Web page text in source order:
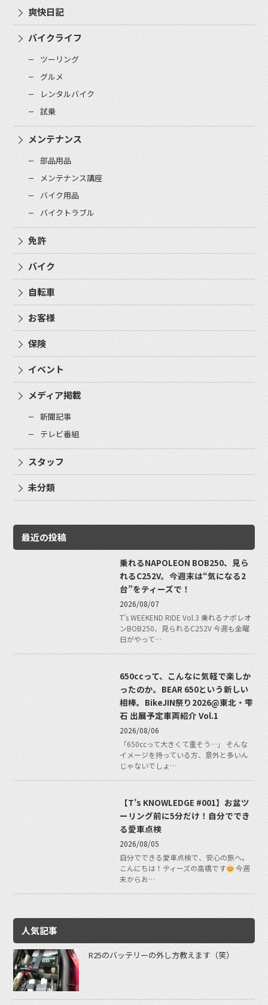
爽快日記
バイクライフ
ツーリング
グルメ
レンタルバイク
試乗
メンテナンス
部品用品
メンテナンス講座
バイク用品
バイクトラブル
免許
バイク
自転車
お客様
保険
イベント
メディア掲載
新聞記事
テレビ番組
スタッフ
未分類
最近の投稿
乗れるNAPOLEON BOB250、見ら
れるC252V。今週末は“気になる2
台”をティーズで！
2026/08/07
T's WEEKEND RIDE Vol.3 乗れるナポレオ
ンBOB250、見られるC252V 今週も金曜
日がやって…
650ccって、こんなに気軽で楽しか
ったのか。BEAR 650という新しい
相棒。BikeJIN祭り2026@東北・雫
石 出展予定車両紹介 Vol.1
2026/08/06
「650ccって大きくて重そう…」 そんな
イメージを持っている方、意外と多いん
じゃないでしょ…
【T’s KNOWLEDGE #001】お盆ツ
ーリング前に5分だけ！自分ででき
る愛車点検
2026/08/05
自分でできる愛車点検で、安心の旅へ。
こんにちは！ティーズの高橋です
今週
末からお…
人気記事
R25のバッテリーの外し方教えます（笑）